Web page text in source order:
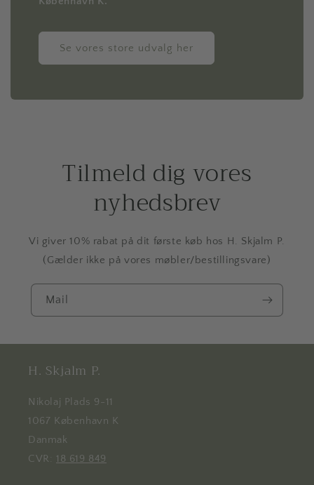
Se vores store udvalg her
Tilmeld dig vores
nyhedsbrev
Vi giver 10% rabat på dit første køb hos H. Skjalm P.
(Gælder ikke på vores møbler/bestillingsvare)
Mail
H. Skjalm P.
Nikolaj Plads 9-11
1067 København K
Danmak
CVR: 18 619 849